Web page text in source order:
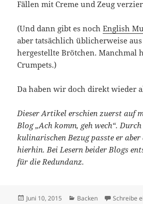
Fällen mit Creme und Zeug
(Und dann gibt es nochEnglish
aber tatsächlich üblicherweise
hergestellte Brötchen. Manchmal
Crumpets.)
Da haben wir doch direkt wieder
Dieser Artikel erschien zuerst auf
Blog „Ach komm, geh wech“.
kulinarischen Bezug passte er aber
hierhin. Bei Lesern beider Blogs
für die Redundanz.
Veröffentlicht
Juni 10, 2015 Kategorien
Backen Schreibe